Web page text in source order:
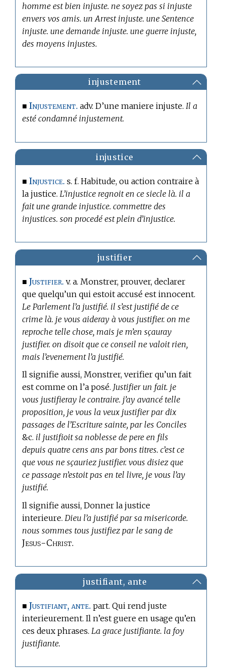
homme est bien injuste. ne soyez pas si injuste
envers vos amis. un Arrest injuste. une Sentence
injuste. une demande injuste. une guerre injuste,
des moyens injustes.
injustement
■Injustement. adv. D’une maniere injuste.Il a
esté condamné injustement.
injustice
■Injustice. s. f. Habitude, ou action contraire à
la justice. L’injustice regnoit en ce siecle là. il a
fait une grande injustice. commettre des
injustices. son procedé est plein d’injustice.
justifier
■Justifier. v. a. Monstrer, prouver, declarer
que quelqu’un qui estoit accusé est innocent.
Le Parlement l’a justifié. il s’est justifié de ce
crime là. je vous aideray à vous justifier. on me
reproche telle chose, mais je m’en sçauray
justifier. on disoit que ce conseil ne valoit rien,
mais l’evenement l’a justifié.
Il signifie aussi, Monstrer, verifier qu’un fait
est comme on l’a posé. Justifier un fait. je
vous justifieray le contraire. j’ay avancé telle
proposition, je vous la veux justifier par dix
passages de l’Escriture sainte, par les Conciles
&c. il justifioit sa noblesse de pere en fils
depuis quatre cens ans par bons titres. c’est ce
que vous ne sçauriez justifier. vous disiez que
ce passage n’estoit pas en tel livre, je vous l’ay
justifié.
Il signifie aussi, Donner la justice
interieure. Dieu l’a justifié par sa misericorde.
nous sommes tous justifiez par le sang de
Jesus-Christ.
justifiant, ante
■Justifiant, ante. part. Qui rend juste
interieurement. Il n’est guere en usage qu’en
ces deux phrases. La grace justifiante. la foy
justifiante.